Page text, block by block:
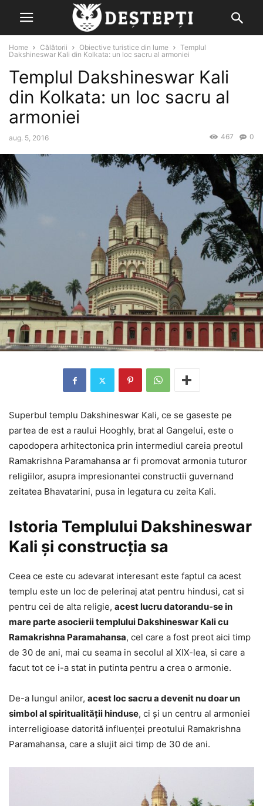
Home Călătorii Obiective turistice din lume
Templul
Dakshineswar Kali din Kolkata: un loc sacru al armoniei
Templul Dakshineswar Kali
din Kolkata: un loc sacru al
armoniei
aug. 5, 2016 0
467
Superbul templu Dakshineswar Kali, ce se gaseste pe
partea de est a raului Hooghly, brat al Gangelui, este o
capodopera arhitectonica prin intermediul careia preotul
Ramakrishna Paramahansa ar fi promovat armonia tuturor
religiilor, asupra impresionantei constructii guvernand
zeitatea Bhavatarini, pusa in legatura cu zeita Kali.
Istoria Templului Dakshineswar
Kali și construcția sa
Ceea ce este cu adevarat interesant este faptul ca acest
templu este un loc de pelerinaj atat pentru hindusi, cat si
pentru cei de alta religie, acest lucru datorandu-se in
mare parte asocierii templului Dakshineswar Kali cu
Ramakrishna Paramahansa, cel care a fost preot aici timp
de 30 de ani, mai cu seama in secolul al XIX-lea, si care a
facut tot ce i-a stat in putinta pentru a crea o armonie.
De-a lungul anilor, acest loc sacru a devenit nu doar un
simbol al spiritualității hinduse, ci și un centru al armoniei
interreligioase datorită influenței preotului Ramakrishna
Paramahansa, care a slujit aici timp de 30 de ani.